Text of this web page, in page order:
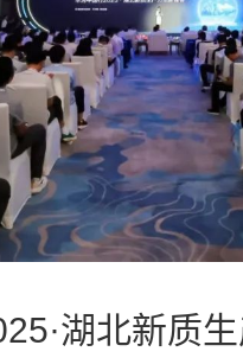
湖北新质